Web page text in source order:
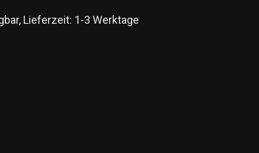
Lieferzeit: 1-3 Werktage